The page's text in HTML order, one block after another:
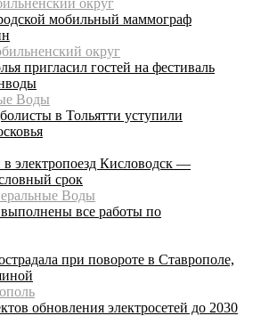
мобильный маммограф
округ
пригласил гостей на фестиваль
Воды
в Тольятти уступили
электропоезд Кисловодск —
срок
Воды
все работы по
при повороте в Ставрополе,
обновления электросетей до 2030